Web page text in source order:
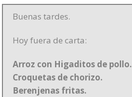
Buenas tardes.
Hoy fuera de carta:
Arroz con Higaditos de pollo.
Croquetas de chorizo.
Berenjenas fritas.